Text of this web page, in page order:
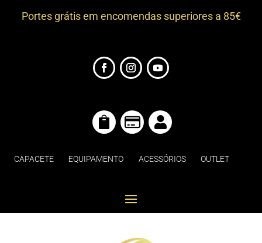
Portes grátis em encomendas superiores a 85€
  
CAPACETE EQUIPAMENTO ACESSÓRIOS OUTLET